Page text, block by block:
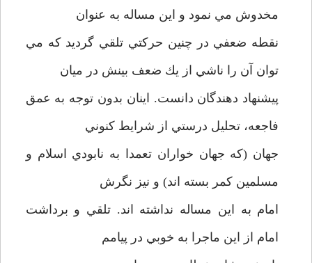
مخدوش مي نمود و اين مساله به عنوان
نقطه ضعفي در چنين حركتي تلقي گرديد كه مي
توان آن را ناشي از يك ضعف بينش در ميان
پيشنهاد دهندگان دانست. اينان بدون توجه به عمق
فاجعه، تحليل درستي از شرايط كنوني
جهان (كه جهان خواران تعمدا به نابودي اسلام و
مسلمين كمر بسته اند) و نيز نگرش
امام به اين مساله نداشته اند. تلقي و برداشت
امام از اين ماجرا به خوبي در پيامم